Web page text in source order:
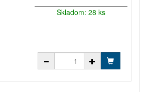
Skladom: 28 ks